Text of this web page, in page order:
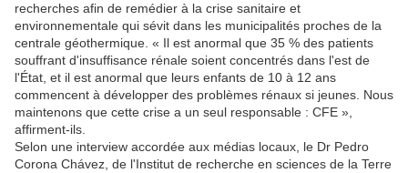
recherches afin de remédier à la crise sanitaire et
environnementale qui sévit dans les municipalités proches de la
centrale géothermique. « Il est anormal que 35 % des patients
souffrant d'insuffisance rénale soient concentrés dans l'est de
l'État, et il est anormal que leurs enfants de 10 à 12 ans
commencent à développer des problèmes rénaux si jeunes. Nous
maintenons que cette crise a un seul responsable : CFE »,
affirment-ils.
Selon une interview accordée aux médias locaux, le Dr Pedro
Corona Chávez, de l'Institut de recherche en sciences de la Terre